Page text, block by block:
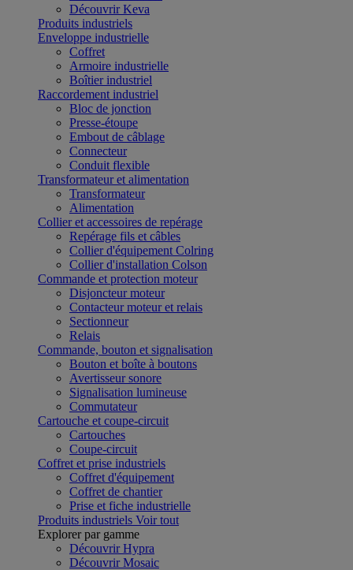
Découvrir Keva
Produits industriels
Enveloppe industrielle
Coffret
Armoire industrielle
Boîtier industriel
Raccordement industriel
Bloc de jonction
Presse-étoupe
Embout de câblage
Connecteur
Conduit flexible
Transformateur et alimentation
Transformateur
Alimentation
Collier et accessoires de repérage
Repérage fils et câbles
Collier d'équipement Colring
Collier d'installation Colson
Commande et protection moteur
Disjoncteur moteur
Contacteur moteur et relais
Sectionneur
Relais
Commande, bouton et signalisation
Bouton et boîte à boutons
Avertisseur sonore
Signalisation lumineuse
Commutateur
Cartouche et coupe-circuit
Cartouches
Coupe-circuit
Coffret et prise industriels
Coffret d'équipement
Coffret de chantier
Prise et fiche industrielle
Produits industriels Voir tout
Explorer par gamme
Découvrir Hypra
Découvrir Mosaic